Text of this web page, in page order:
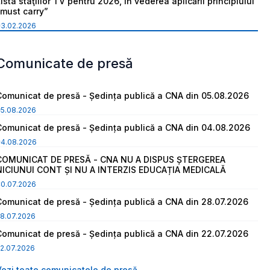
carry”
de presă
de presă - Ședința publică a CNA din 05.08.2026
de presă - Ședința publică a CNA din 04.08.2026
DE PRESĂ - CNA NU A DISPUS ȘTERGEREA
CONT ȘI NU A INTERZIS EDUCAȚIA MEDICALĂ
de presă - Ședința publică a CNA din 28.07.2026
de presă - Ședința publică a CNA din 22.07.2026